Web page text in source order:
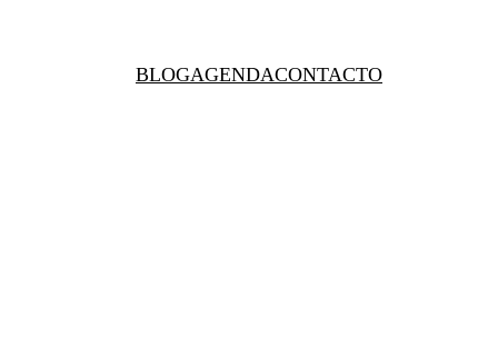
BLOGAGENDACONTACTO